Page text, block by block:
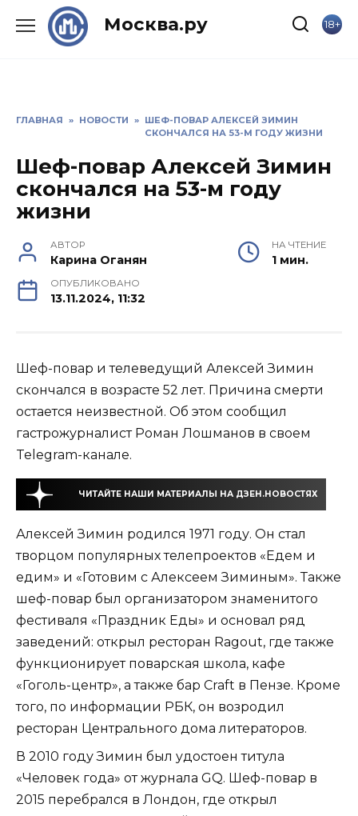
Москва.ру 18+
ГЛАВНАЯ » НОВОСТИ » ШЕФ-ПОВАР АЛЕКСЕЙ ЗИМИН
СКОНЧАЛСЯ НА 53-М ГОДУ ЖИЗНИ
Шеф-повар Алексей Зимин
скончался на 53-м году
жизни
АВТОР
Карина Оганян
НА ЧТЕНИЕ
1 мин.
ОПУБЛИКОВАНО
13.11.2024, 11:32
Шеф-повар и телеведущий Алексей Зимин
скончался в возрасте 52 лет. Причина смерти
остается неизвестной. Об этом сообщил
гастрожурналист Роман Лошманов в своем
Telegram-канале.
ЧИТАЙТЕ НАШИ МАТЕРИАЛЫ НА ДЗЕН.НОВОСТЯХ
Алексей Зимин родился 1971 году. Он стал
творцом популярных телепроектов «Едем и
едим» и «Готовим с Алексеем Зиминым». Также
шеф-повар был организатором знаменитого
фестиваля «Праздник Еды» и основал ряд
заведений: открыл ресторан Ragout, где также
функционирует поварская школа, кафе
«Гоголь-центр», а также бар Craft в Пензе. Кроме
того, по информации РБК, он возродил
ресторан Центрального дома литераторов.
В 2010 году Зимин был удостоен титула
«Человек года» от журнала GQ. Шеф-повар в
2015 перебрался в Лондон, где открыл